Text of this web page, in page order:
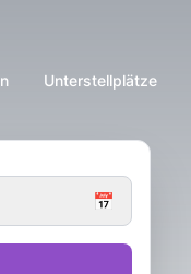
Unterstellplätze
📅